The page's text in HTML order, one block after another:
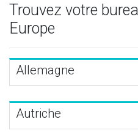
Trouvez votre
Europe
Allemagne
Autriche